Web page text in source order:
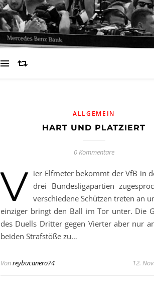
ALLGEMEIN
HART UND PLATZIERT
0 Kommentare
V ier Elfmeter bekommt der VfB in
drei Bundesligapartien
verschiedene Schützen treten an
einziger bringt den Ball im Tor unter. Die
des Duells Dritter gegen Vierter aber nur
beiden Strafstöße zu…
Vonreybucanero74 12.